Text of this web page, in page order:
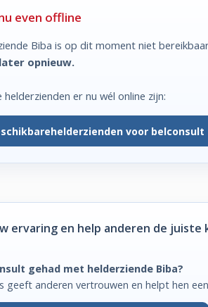
even offline
Biba is op dit moment niet
opnieuw.
helderzienden er nu wél online zijn:
helderzienden voor belconsult
ervaring en help anderen de juiste
gehad met helderziende Biba?
geeft anderen vertrouwen en helpt hen